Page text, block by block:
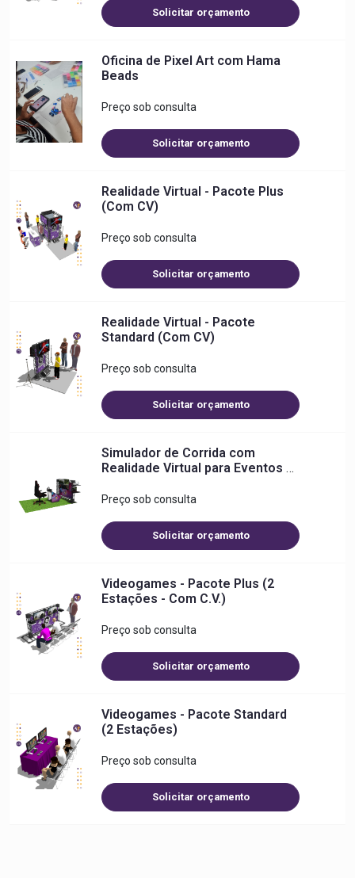
Solicitar orçamento
Oficina de Pixel Art com Hama
Beads
Preço sob consulta
Solicitar orçamento
Realidade Virtual - Pacote Plus
(Com CV)
Preço sob consulta
Solicitar orçamento
Realidade Virtual - Pacote
Standard (Com CV)
Preço sob consulta
Solicitar orçamento
Simulador de Corrida com
Realidade Virtual para Eventos e
Preço sob consulta
Solicitar orçamento
Videogames - Pacote Plus (2
Estações - Com C.V.)
Preço sob consulta
Solicitar orçamento
Videogames - Pacote Standard
(2 Estações)
Preço sob consulta
Solicitar orçamento